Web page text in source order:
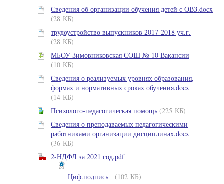
Сведения об организации обучения детей с ОВЗ.docx
(28 КБ)
трудоустройство выпускников 2017-2018 уч.г.
(28 КБ)
МБОУ Зимовниковская СОШ № 10 Вакансии
(10 КБ)
Сведения о реализуемых уровнях образования,
формах и нормативных сроках обучения.docx
(14 КБ)
Психолого-педагогическая помощь (225 КБ)
Сведения о преподаваемых педагогическими
работниками организации дисциплинах.docx
(36 КБ)
2-НДФЛ за 2021 год.pdf
Циф.подпись
(102 КБ)